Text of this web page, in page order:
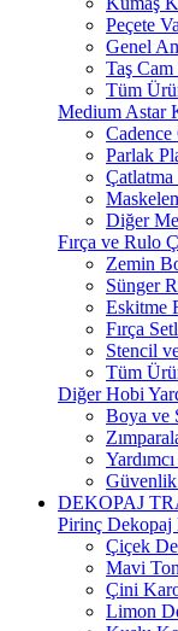
Peçete
Genel
Taş Cam
Tüm
Medium Astar
Parlak
Çatlatma
Diğer
Fırça ve Rulo
Zemin
Sünger
Eskitme
Fırça
Stencil
Tüm
Diğer Hobi
Boya ve
DEKOPAJ
Pirinç Dekopaj
Çiçek
Mavi
Çini
Limon